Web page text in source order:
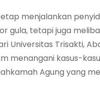
menjalankan
gula, tetapi juga
Universitas Trisakti,
menangani kasus-
Agung yang